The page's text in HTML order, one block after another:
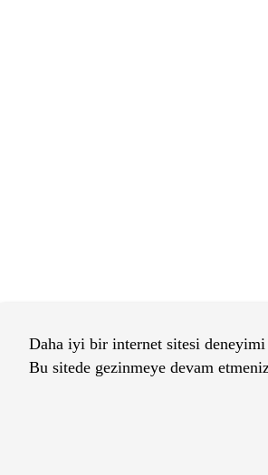
Daha iyi bir internet sitesi deneyimi
Bu sitede gezinmeye devam